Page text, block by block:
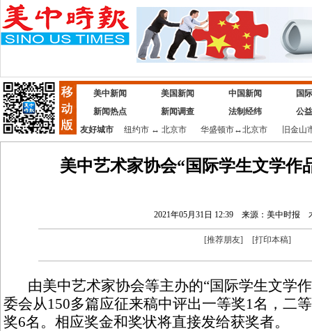
美中新闻 美国新闻 中国新闻
国
新闻热点
新闻调查 法制经纬
公
友好城市
纽约市↔ 北京市 华盛顿市↔北京市 旧金山
美中艺术家协会“国际学生文学作
2021年05月31日 12:39 来源：美中时报
[推荐朋友] [打印本稿]
由美中艺术家协会等主办的“国际学生文学
委会从150多篇应征来稿中评出一等奖1名，二
奖6名。相应奖金和奖状将直接发给获奖者。